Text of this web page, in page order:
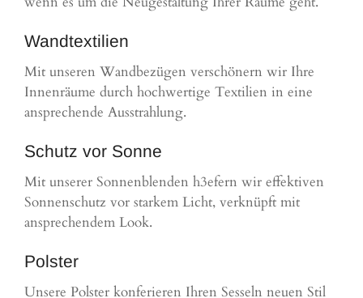
Wandtextilien
Mit unseren Wandbezügen verschönern wir Ihre
Innenräume durch hochwertige Textilien in eine
ansprechende Ausstrahlung.
Schutz vor Sonne
Mit unserer Sonnenblenden h3efern wir effektiven
Sonnenschutz vor starkem Licht, verknüpft mit
ansprechendem Look.
Polster
Unsere Polster konferieren Ihren Sesseln neuen Stil